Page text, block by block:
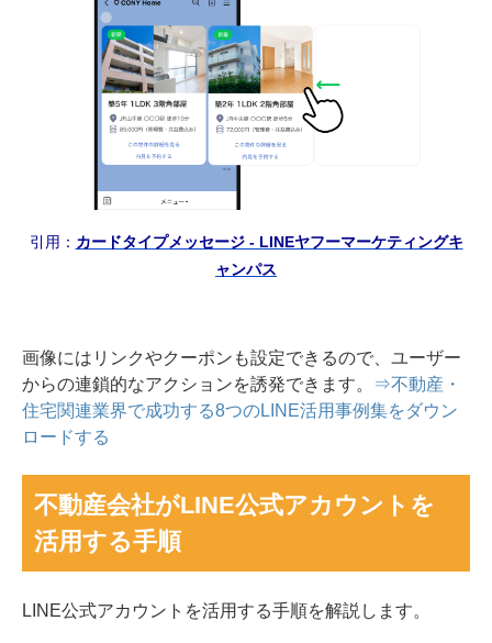
引用： カードタイプメッセージ - LINEヤフーマーケティングキ
ャンパス
画像にはリンクやクーポンも設定できるので、ユーザー
からの連鎖的なアクションを誘発できます。
⇒不動産・
住宅関連業界で成功する8つのLINE活用事例集をダウン
ロードする
不動産会社がLINE公式アカウントを
活用する手順
LINE公式アカウントを活用する手順を解説します。